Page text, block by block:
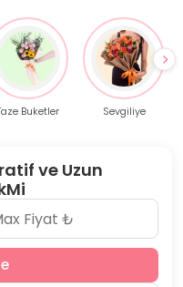
Sevgiliye Çelenk
ve Uzun